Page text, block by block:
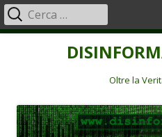
Oltre la
Menu
principale
Ricerca
per: